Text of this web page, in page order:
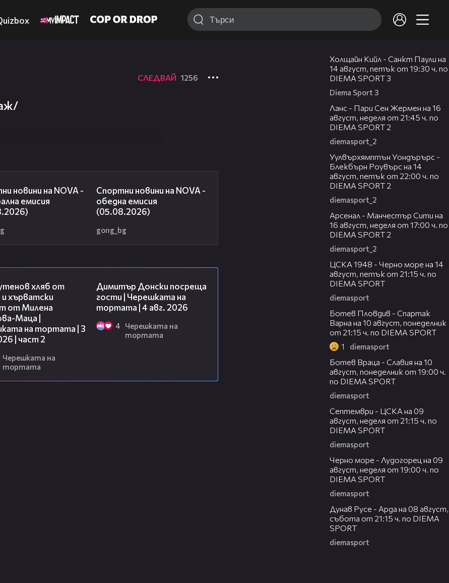
СЛЕДВАЙ 1256
новини на NOVA -
емисия
Спортни новини на NOVA -
обедна емисия
(05.08.2026)
gong_bg
хляб от
хърватски
от Милена
Маца |
на тортата | 3
| част 2
Черешката на
тортата
Димитър Донски посреща
гости | Черешката на
тортата | 4 авг. 2026
4
Черешката на
тортата
Холщайн Кийл - Санкт Паули на
14 август, петък от 19:30 ч. по
DIEMA SPORT 3
Diema Sport 3
Ланс - Пари Сен Жермен на 16
август, неделя от 21:45 ч. по
DIEMA SPORT 2
diemasport_2
Уулвърхямптън Уондърърс -
Блекбърн Роувърс на 14
август, петък от 22:00 ч. по
DIEMA SPORT 2
diemasport_2
Арсенал - Манчестър Сити на
16 август, неделя от 17:00 ч. по
DIEMA SPORT 2
diemasport_2
ЦСКА 1948 - Черно море на 14
август, петък от 21:15 ч. по
DIEMA SPORT
diemasport
Ботев Пловдив - Спартак
Варна на 10 август, понеделник
от 21:15 ч. по DIEMA SPORT
1 diemasport
Ботев Враца - Славия на 10
август, понеделник от 19:00 ч.
по DIEMA SPORT
diemasport
Септември - ЦСКА на 09
август, неделя от 21:15 ч. по
DIEMA SPORT
diemasport
Черно море - Лудогорец на 09
август, неделя от 19:00 ч. по
DIEMA SPORT
diemasport
Дунав Русе - Арда на 08 август,
събота от 21:15 ч. по DIEMA
SPORT
diemasport